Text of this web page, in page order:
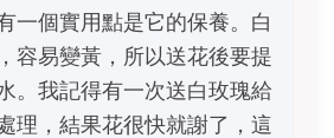
一個實用點是它的保養。白
容易變黃，所以送花後要提
。我記得有一次送白玫瑰給
理，結果花很快就謝了，這